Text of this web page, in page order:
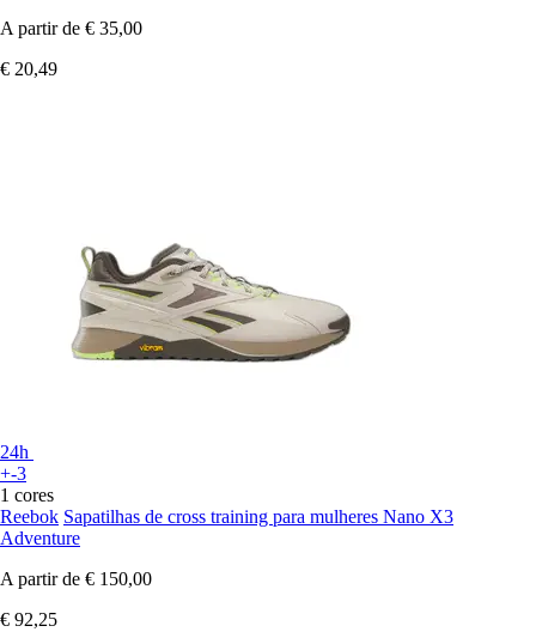
A partir de € 35,00
€ 20,49
24h
+-3
1 cores
Reebok Sapatilhas de cross training para mulheres Nano X3
Adventure
A partir de € 150,00
€ 92,25